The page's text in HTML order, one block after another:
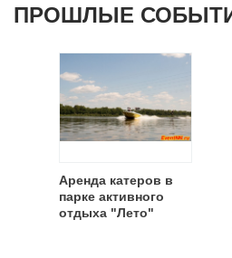
ПРОШЛЫЕ
Аренда катеров в
парке активного
отдыха "Лето"